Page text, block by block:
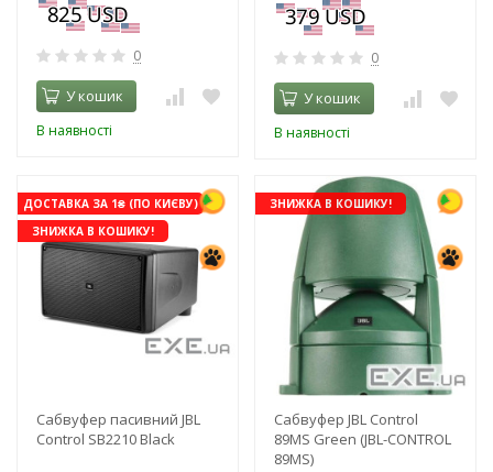
0
У кошик
В наявності
0
У кошик
В наявності
ДОСТАВКА ЗА 1₴ (ПО КИЄВУ)
ЗНИЖКА В КОШИКУ!
Сабвуфер пасивний JBL
Control SB2210 Black
ЗНИЖКА В КОШИКУ!
Сабвуфер JBL Control
89MS Green (JBL-CONTROL
89MS)